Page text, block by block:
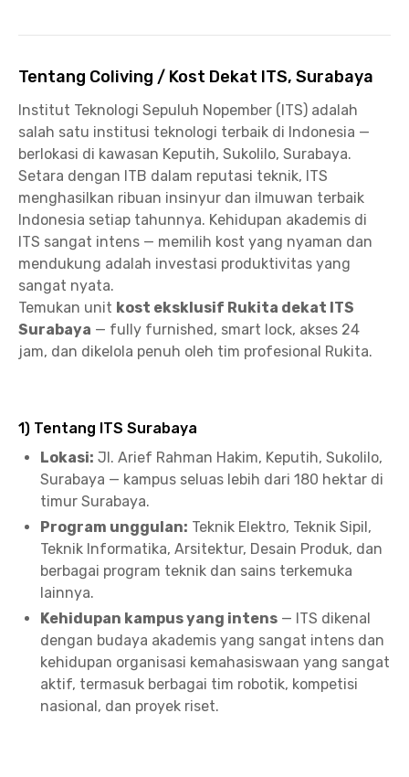
Tentang Coliving / Kost Dekat ITS, Surabaya
Institut Teknologi Sepuluh Nopember (ITS) adalah
salah satu institusi teknologi terbaik di Indonesia —
berlokasi di kawasan Keputih, Sukolilo, Surabaya.
Setara dengan ITB dalam reputasi teknik, ITS
menghasilkan ribuan insinyur dan ilmuwan terbaik
Indonesia setiap tahunnya. Kehidupan akademis di
ITS sangat intens — memilih kost yang nyaman dan
mendukung adalah investasi produktivitas yang
sangat nyata.
Temukan unit kost eksklusif Rukita dekat ITS
Surabaya — fully furnished, smart lock, akses 24
jam, dan dikelola penuh oleh tim profesional Rukita.
1) Tentang ITS Surabaya
Lokasi: Jl. Arief Rahman Hakim, Keputih, Sukolilo,
Surabaya — kampus seluas lebih dari 180 hektar di
timur Surabaya.
Program unggulan: Teknik Elektro, Teknik Sipil,
Teknik Informatika, Arsitektur, Desain Produk, dan
berbagai program teknik dan sains terkemuka
lainnya.
Kehidupan kampus yang intens — ITS dikenal
dengan budaya akademis yang sangat intens dan
kehidupan organisasi kemahasiswaan yang sangat
aktif, termasuk berbagai tim robotik, kompetisi
nasional, dan proyek riset.